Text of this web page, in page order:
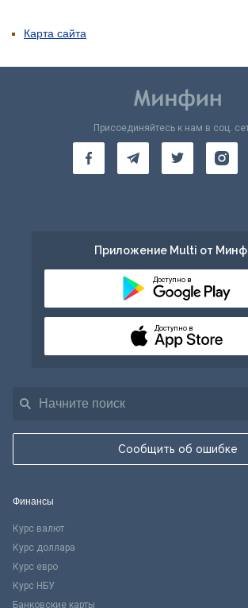
Карта сайта
Сообщить об ошибке
Присоединяйтесь к нам в соц.
Приложение Multi от
Доступно в
Доступно в
Финансы
Курс валют
Курс доллара
Курс евро
Курс НБУ
Банковские карты